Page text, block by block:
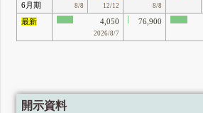
6月期
8/8 12/12 8/8
最新
4,050
2026/8/7
76,900
開示資料